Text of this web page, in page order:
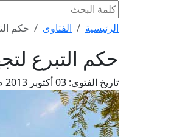
الرئيسية الفتاوى حكم
حكم التبرع
تاريخ الفتوى: